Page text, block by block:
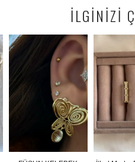
İLGİNİZİ